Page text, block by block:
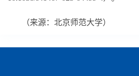
（来源：北京师范大学）